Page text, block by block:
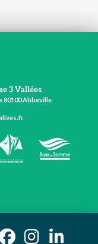
3 Vallées
80100 Abbeville